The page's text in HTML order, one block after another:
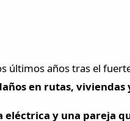
últimos años tras el
en rutas, viviendas
eléctrica y una pareja